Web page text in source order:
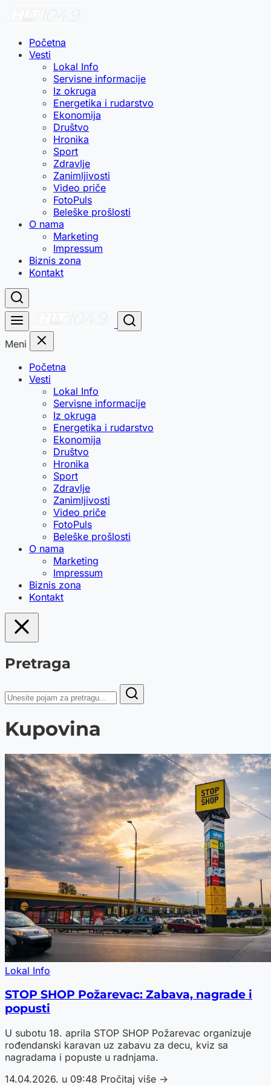
Početna
Vesti
Lokal Info
Servisne informacije
Iz okruga
Energetika i rudarstvo
Ekonomija
Društvo
Hronika
Sport
Zdravlje
Zanimljivosti
Video priče
FotoPuls
Beleške prošlosti
O nama
Marketing
Impressum
Biznis zona
Kontakt
Meni
Početna
Vesti
Lokal Info
Servisne informacije
Iz okruga
Energetika i rudarstvo
Ekonomija
Društvo
Hronika
Sport
Zdravlje
Zanimljivosti
Video priče
FotoPuls
Beleške prošlosti
O nama
Marketing
Impressum
Biznis zona
Kontakt
Pretraga
Kupovina
Lokal Info
STOP SHOP Požarevac: Zabava, nagrade i
popusti
U subotu 18. aprila STOP SHOP Požarevac organizuje
rođendanski karavan uz zabavu za decu, kviz sa
nagradama i popuste u radnjama.
14.04.2026. u 09:48 Pročitaj više →